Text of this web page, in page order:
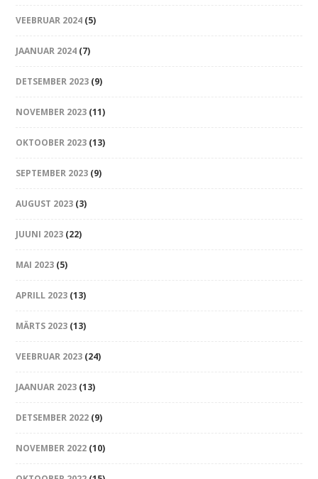
VEEBRUAR 2024 (5)
JAANUAR 2024 (7)
DETSEMBER 2023 (9)
NOVEMBER 2023 (11)
OKTOOBER 2023 (13)
SEPTEMBER 2023 (9)
AUGUST 2023 (3)
JUUNI 2023 (22)
MAI 2023 (5)
APRILL 2023 (13)
MÄRTS 2023 (13)
VEEBRUAR 2023 (24)
JAANUAR 2023 (13)
DETSEMBER 2022 (9)
NOVEMBER 2022 (10)